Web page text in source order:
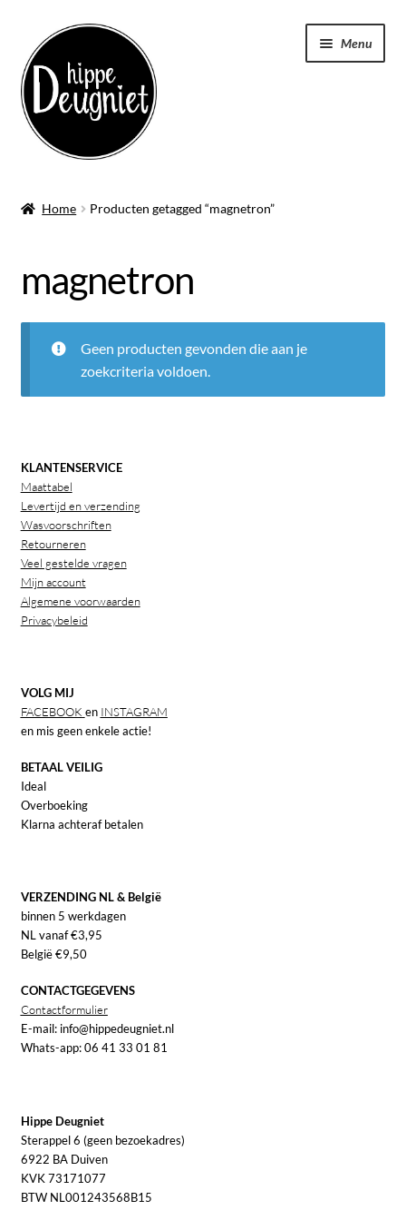
door
naar
navigatie
naar
de
inhoud
Menu
Kleding
Tassen
Keukenschort
Klantenservice
Contact
Home Producten getagged “magnetron”
magnetron
Geen producten gevonden die aan je
zoekcriteria voldoen.
KLANTENSERVICE
Maattabel
Levertijd en verzending
Wasvoorschriften
Retourneren
Veel gestelde vragen
Mijn account
Algemene voorwaarden
Privacybeleid
VOLG MIJ
FACEBOOK en INSTAGRAM
en mis geen enkele actie!
BETAAL VEILIG
Ideal
Overboeking
Klarna achteraf betalen
VERZENDING NL & België
binnen 5 werkdagen
NL vanaf €3,95
België €9,50
CONTACTGEGEVENS
Contactformulier
E-mail: info@hippedeugniet.nl
Whats-app: 06 41 33 01 81
Hippe Deugniet
Sterappel 6 (geen bezoekadres)
6922 BA Duiven
KVK 73171077
BTW NL001243568B15